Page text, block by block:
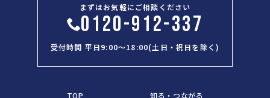
まずはお気軽にご相談ください
0120-912-337
受付時間 平日9:00～18:00(土日・祝日を除く)
TOP 知る・つながる